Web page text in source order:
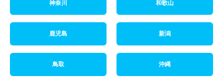
神奈川 和歌山
鹿児島 新潟
鳥取 沖縄